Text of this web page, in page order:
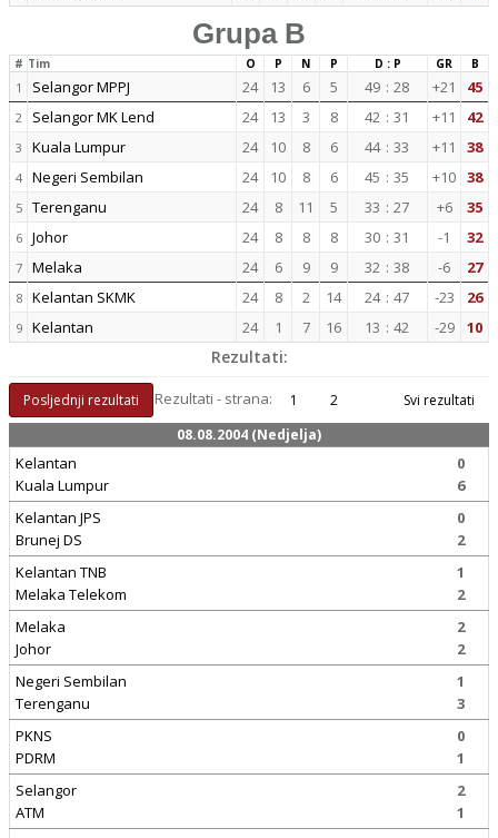
Grupa B
# Tim O P N P D : P GR B
1 Selangor MPPJ 24 13 6 5 49 : 28 +21 45
2 Selangor MK Lend 24 13 3 8 42 : 31 +11 42
3 Kuala Lumpur 24 10 8 6 44 : 33 +11 38
4 Negeri Sembilan 24 10 8 6 45 : 35 +10 38
5 Terenganu 24 8 11 5 33 : 27 +6 35
6 Johor 24 8 8 8 30 : 31 -1 32
7 Melaka 24 6 9 9 32 : 38 -6 27
8 Kelantan SKMK 24 8 2 14 24 : 47 -23 26
9 Kelantan 24 1 7 16 13 : 42 -29 10
Rezultati:
Posljednji rezultati Rezultati - strana: 1 2
Svi rezultati
08.08.2004 (Nedjelja)
Kelantan
Kuala Lumpur
0
6
Kelantan JPS
Brunej DS
0
2
Kelantan TNB
Melaka Telekom
1
2
Melaka
Johor
2
2
Negeri Sembilan
Terenganu
1
3
PKNS
PDRM
0
1
Selangor
ATM
2
1